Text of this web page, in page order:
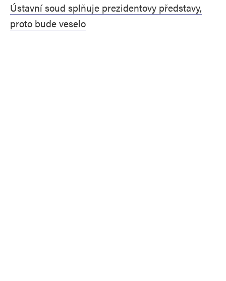
Ústavní soud splňuje prezidentovy představy,
proto bude veselo